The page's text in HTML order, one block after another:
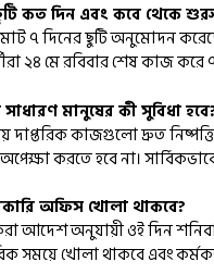
কত দিন এবং কবে থেকে
৭ দিনের ছুটি অনুমোদন
২৪ মে রবিবার শেষ কাজ করে
মানুষের কী সুবিধা
দাপ্তরিক কাজগুলো দ্রুত
করতে হবে না।
অফিস খোলা থাকবে?
করা আদেশ অনুযায়ী ওই দিন
সময়ে খোলা থাকবে এবং